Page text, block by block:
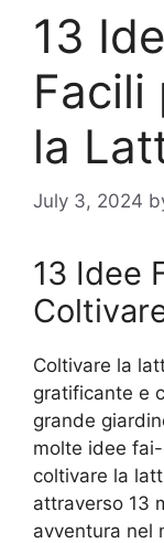
13
Facili
la
July 3, 2024
13 Idee
Coltivare la
gratificante e
grande
molte idee
coltivare la
attraverso 13
avventura nel